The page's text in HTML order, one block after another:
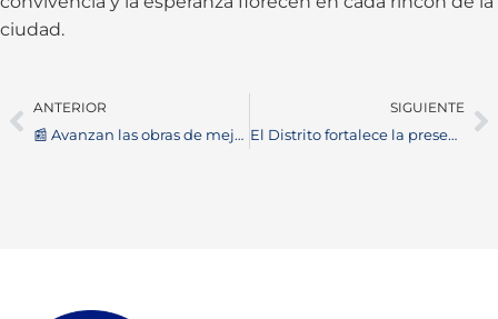
ciudad.
ANTERIOR
📰 Avanzan las obras de mejoramiento vial en Barrancabermeja para optimizar la movilidad
SIGUIENTE
El Distrito fortalece la presencia institucional en el campo: más de 410 personas beneficiadas en jornadas rurales integrales